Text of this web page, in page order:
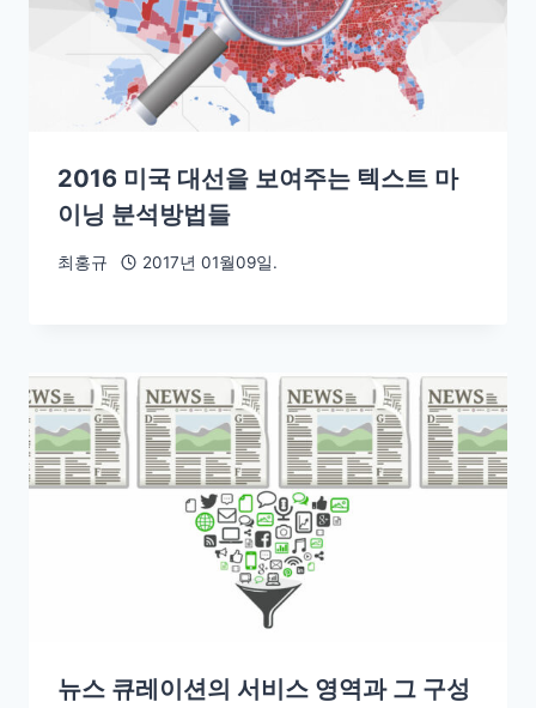
2016 미국 대선을 보여주는 텍스트 마
이닝 분석방법들
최홍규 2017년 01월09일.
뉴스 큐레이션의 서비스 영역과 그 구성